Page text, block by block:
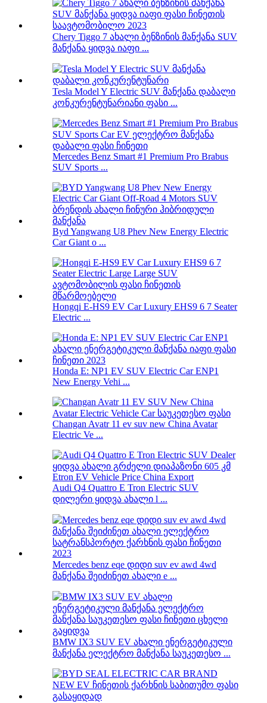
Chery Tiggo 7 ახალი ბენზინის მანქანა SUV
მანქანა ყიდვა იაფი ...
Tesla Model Y Electric SUV მანქანა დაბალი
კონკურენტუნარიანი ფასი ...
Mercedes Benz Smart #1 Premium Pro Brabus
SUV Sports ...
Byd Yangwang U8 Phev New Energy Electric
Car Giant o ...
Hongqi E-HS9 EV Car Luxury EHS9 6 7 Seater
Electric ...
Honda E: NP1 EV SUV Electric Car ENP1
New Energy Vehi ...
Changan Avatr 11 ev suv new China Avatar
Electric Ve ...
Audi Q4 Quattro E Tron Electric SUV
დილერი ყიდვა ახალი l ...
Mercedes benz eqe დიდი suv ev awd 4wd
მანქანა შეიძინეთ ახალი e ...
BMW IX3 SUV EV ახალი ენერგეტიკული
მანქანა ელექტრო მანქანა საუკეთესო ...